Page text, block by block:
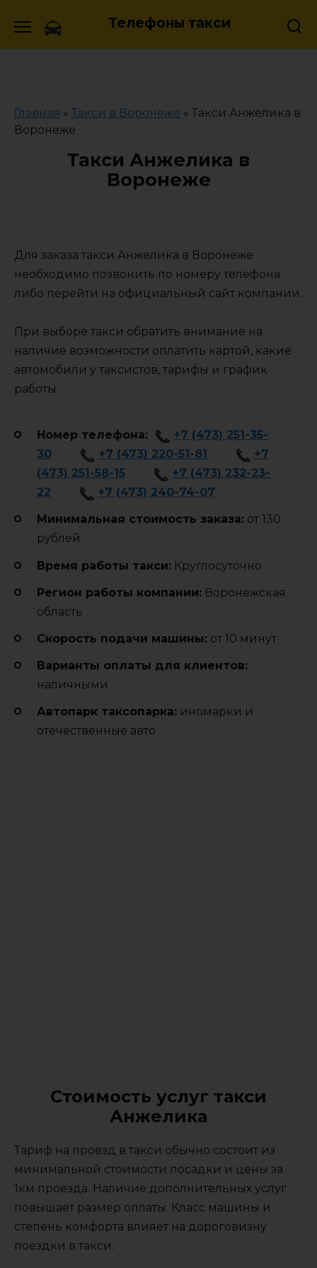
Телефоны такси
Главная » Такси в Воронеже » Такси Анжелика в
Воронеже
Такси Анжелика в
Воронеже
Для заказа такси Анжелика в Воронеже
необходимо позвонить по номеру телефона
либо перейти на официальный сайт компании.
При выборе такси обратить внимание на
наличие возможности оплатить картой, какие
автомобили у таксистов, тарифы и график
работы.
Номер телефона:
+7 (473) 251-35-
30
+7 (473) 220-51-81
+7
(473) 251-58-15
+7 (473) 232-23-
22
+7 (473) 240-74-07
Минимальная стоимость заказа: от 130
рублей
Время работы такси: Круглосуточно
Регион работы компании: Воронежская
область
Cкорость подачи машины: от 10 минут
Варианты оплаты для клиентов:
наличными
Автопарк таксопарка: иномарки и
отечественные авто
Стоимость услуг такси
Анжелика
Тариф на проезд в такси обычно состоит из
минимальной стоимости посадки и цены за
1км проезда. Наличие дополнительных услуг
повышает размер оплаты. Класс машины и
степень комфорта влияет на дороговизну
поездки в такси.